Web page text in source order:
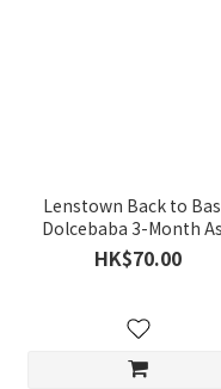
Lenstown Back to
Dolcebaba 3-Month
Gray｜季抛彩妆隐形眼镜
瓶1片
HK$70.00